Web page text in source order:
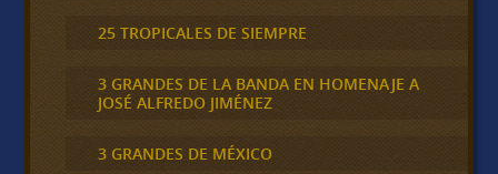
25 TROPICALES DE SIEMPRE
3 GRANDES DE LA BANDA EN HOMENAJE A
JOSÉ ALFREDO JIMÉNEZ
3 GRANDES DE MÉXICO